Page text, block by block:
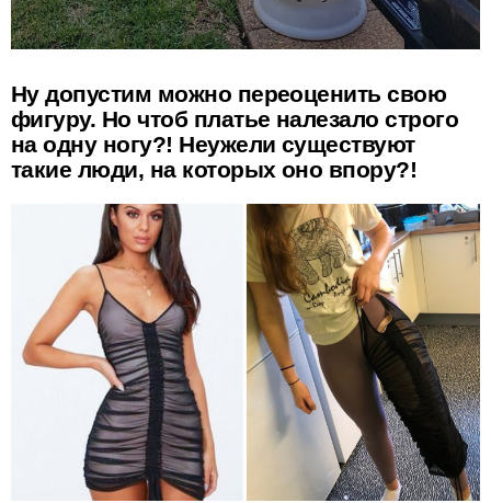
Ну допустим можно переоценить свою
фигуру. Но чтоб платье налезало строго
на одну ногу?! Неужели существуют
такие люди, на которых оно впору?!